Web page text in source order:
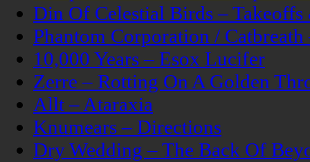
Din Of Celestial Birds –
Phantom Corporation /
10,000 Years – Esox Lucifer
Zerre – Rotting On A Golden
Allt – Ataraxia
Knumears – Directions
Dry Wedding – The Back Of